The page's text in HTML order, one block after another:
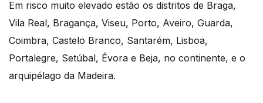
Em risco muito elevado estão os distritos de Braga,
Vila Real, Bragança, Viseu, Porto, Aveiro, Guarda,
Coimbra, Castelo Branco, Santarém, Lisboa,
Portalegre, Setúbal, Évora e Beja, no continente, e o
arquipélago da Madeira.